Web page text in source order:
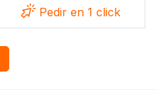
Pedir en 1 click